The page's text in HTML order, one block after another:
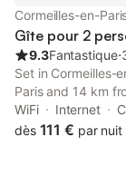
immédiatement et
dédommagement.
normale et rendu
Cormeilles-en-
Gîte pour 2
9.3Fantastique⋅
Set in Cormeilles-
Paris and 14 km
pavillon offers a
offers access to a
WiFi Internet
dès 111 € par nuit